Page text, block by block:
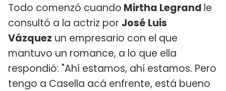
Todo comenzó cuando Mirtha Legrand le
consultó a la actriz por José Luis
Vázquez un empresario con el que
mantuvo un romance, a lo que ella
respondió: "Ahí estamos, ahí estamos. Pero
tengo a Casella acá enfrente, está bueno